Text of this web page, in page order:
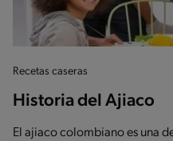
Recetas caseras
Historia del Ajiaco
El ajiaco colombiano es una